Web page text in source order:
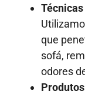
que
sofá,
odores